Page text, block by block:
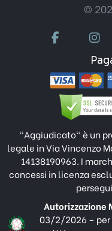
©
"Aggiudicato" è un
legale in Via Vincenzo
14138190963. I
concessi in licenza
Autorizzazione
03/2/2026 –